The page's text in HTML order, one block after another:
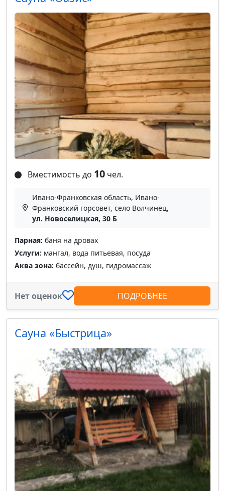
Вместимость до 10 чел.
Ивано-Франковская область, Ивано-
Франковский горсовет, село Волчинец,
ул. Новоселицкая, 30 Б
Парная: баня на дровах
Услуги: мангал, вода питьевая, посуда
Аква зона: бассейн, душ, гидромассаж
Нет оценок ПОДРОБНЕЕ
Сауна «Быстрица»